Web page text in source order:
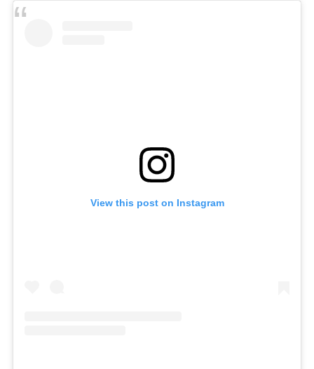
View this post on Instagram